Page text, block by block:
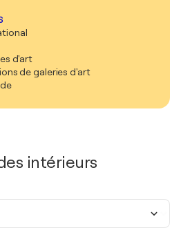
d'art
de galeries d'art
intérieurs